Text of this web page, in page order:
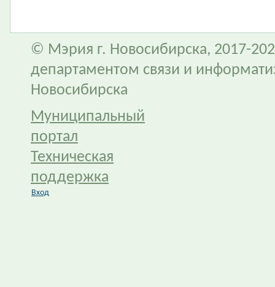
© Мэрия г. Новосибирска, 2017-
департаментом связи и
Новосибирска
Муниципальный
портал
Техническая
поддержка
Вход